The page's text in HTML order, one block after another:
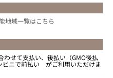
地域一覧はこちら
わせて支払い、後払い（GMO後払
ビニで前払い がご利用いただけま